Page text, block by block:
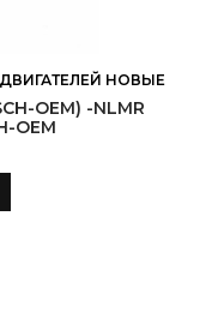
НОВЫЕ
OEM) -NLMR
OEM